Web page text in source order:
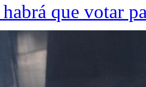
que votar